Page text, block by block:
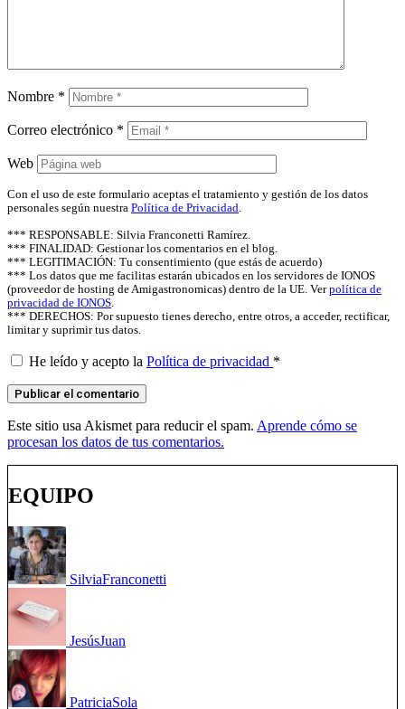
Nombre *
Correo electrónico *
Web
Con el uso de este formulario aceptas el tratamiento y gestión de los datos
personales según nuestra Política de Privacidad.
*** RESPONSABLE: Silvia Franconetti Ramírez.
*** FINALIDAD: Gestionar los comentarios en el blog.
*** LEGITIMACIÓN: Tu consentimiento (que estás de acuerdo)
*** Los datos que me facilitas estarán ubicados en los servidores de IONOS
(proveedor de hosting de Amigastronomicas) dentro de la UE. Verpolítica de
privacidad de IONOS.
*** DERECHOS: Por supuesto tienes derecho, entre otros, a acceder, rectificar,
limitar y suprimir tus datos.
He leído y acepto la Política de privacidad *
Este sitio usa Akismet para reducir el spam. Aprende cómo se
procesan los datos de tus comentarios.
EQUIPO
SilviaFranconetti
JesúsJuan
PatriciaSola